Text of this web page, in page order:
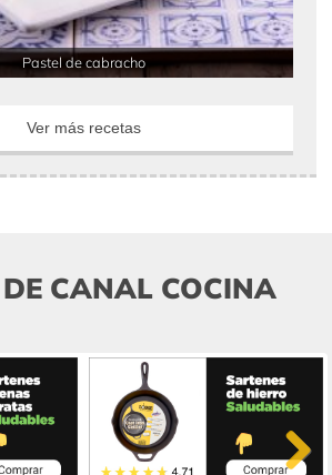
Pastel de cabracho
Ver más recetas
CANAL COCINA